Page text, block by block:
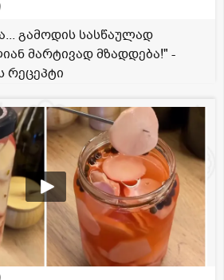
გამოდის სასწაულად
მარტივად მზადდება!" -
რეცეპტი